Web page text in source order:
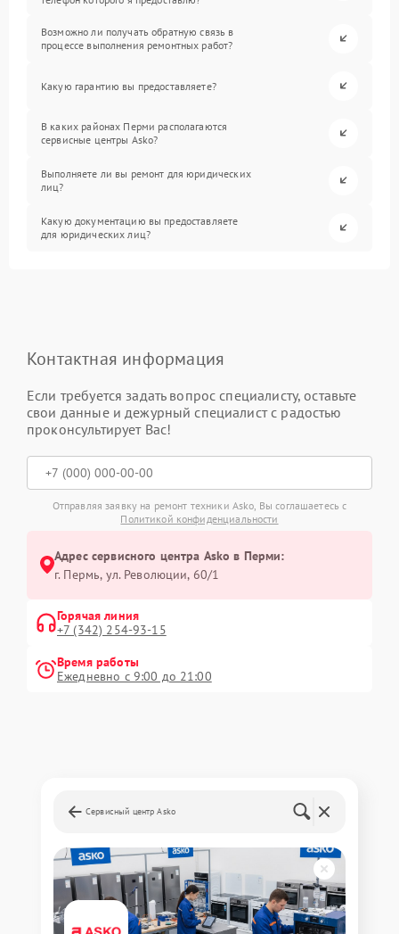
Возможно ли получать обратную связь в
процессе выполнения ремонтных работ?
Какую гарантию вы предоставляете?
В каких районах Перми располагаются
сервисные центры Asko?
Выполняете ли вы ремонт для юридических
лиц?
Какую документацию вы предоставляете
для юридических лиц?
Контактная информация
Если требуется задать вопрос специалисту, оставьте
свои данные и дежурный специалист с радостью
проконсультирует Вас!
Отправляя заявку на ремонт техники Asko, Вы соглашаетесь с
Политикой конфиденциальности
Адрес сервисного центра Asko в Перми:
г. Пермь, ул. ​Революции, 60/1
Горячая линия
+7 (342) 254-93-15
Время работы
Ежедневно с 9:00 до 21:00
Сервисный центр Asko